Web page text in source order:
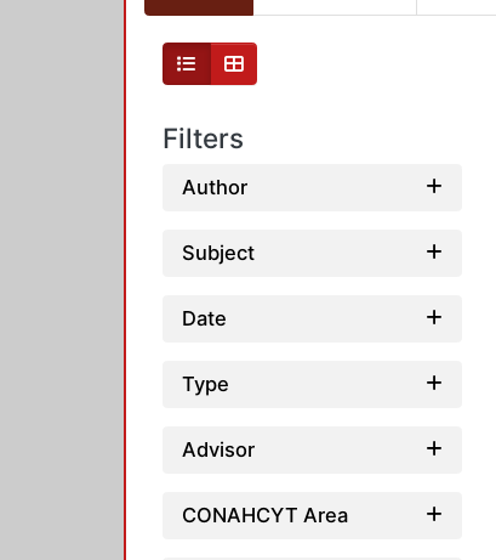
Filters
Author
Subject
Date
Type
Advisor
CONAHCYT Area